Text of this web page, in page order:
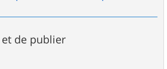
de publier